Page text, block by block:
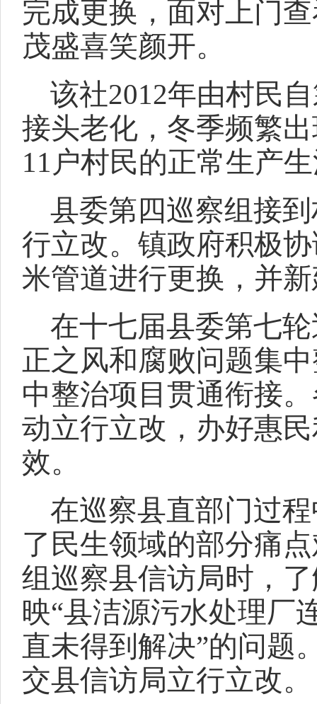
完成更换，面对上门
茂盛喜笑颜开。
该社2012年由村民
接头老化，冬季频繁
11户村民的正常生产
县委第四巡察组接
行立改。镇政府积极
米管道进行更换，并
在十七届县委第七
正之风和腐败问题集
中整治项目贯通衔接
动立行立改，办好惠
效。
在巡察县直部门过
了民生领域的部分痛
组巡察县信访局时，
映“县洁源污水处理厂
直未得到解决”的问题
交县信访局立行立改。